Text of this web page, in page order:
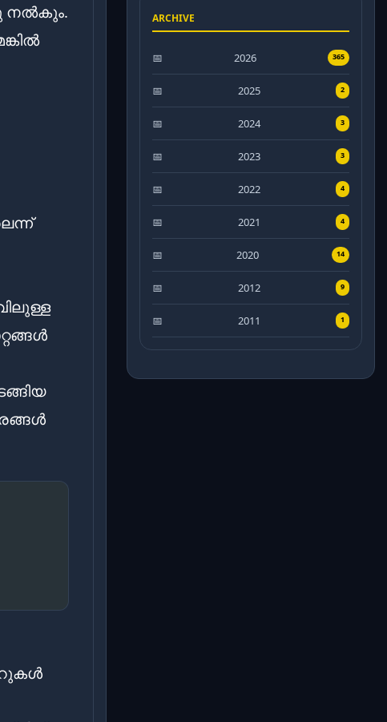
നൽകും.
ARCHIVE
2026 365
2025 2
2024 3
2023 3
2022 4
2021 4
2020 14
2012 9
2011 1